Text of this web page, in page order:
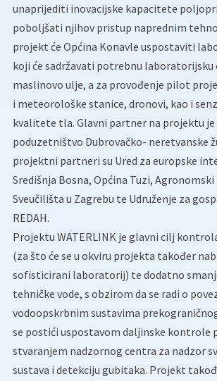
unaprijediti inovacijske kapacitete
poboljšati njihov pristup naprednim
projekt će Općina Konavle uspostaviti
koji će sadržavati potrebnu laboratorijsku
maslinovo ulje, a za provođenje pilot
i meteorološke stanice, dronovi, kao i
kvalitete tla. Glavni partner na projektu je
poduzetništvo Dubrovačko- neretvanske
projektni partneri su Ured za europske
Središnja Bosna, Općina Tuzi,
Sveučilišta u Zagrebu te Udruženje za
REDAH.
Projektu WATERLINK je glavni cilj
(za što će se u okviru projekta također
sofisticirani laboratorij) te dodatno
tehničke vode, s obzirom da se radi o
vodoopskrbnim sustavima
se postići uspostavom daljinske kontrole
stvaranjem nadzornog centra za nadzor
sustava i detekciju gubitaka. Projekt